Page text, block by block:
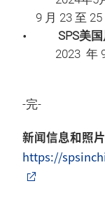
9 月 23 至 25
SPS美
2023 年
-完-
新闻信息和照片
https://